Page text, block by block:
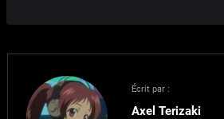
Inukami,…
faire probablement…
Écrit par :
Axel Terizaki